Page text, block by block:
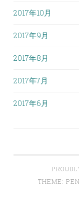
2017年10月
2017年9月
2017年8月
2017年7月
2017年6月
THEME: